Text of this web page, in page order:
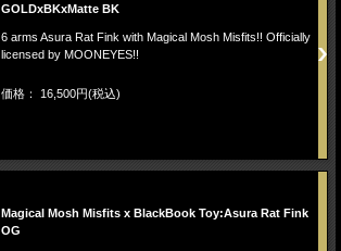
GOLDxBKxMatte BK
6 arms Asura Rat Fink with Magical Mosh Misfits!! Officially
licensed by MOONEYES!!
価格： 16,500円(税込)
Magical Mosh Misfits x BlackBook Toy:Asura Rat Fink
OG